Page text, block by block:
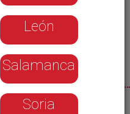
León
Salamanca
Soria